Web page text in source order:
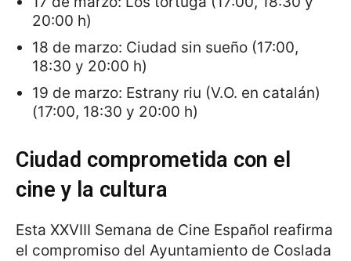
20:00 h)
18 de marzo: Ciudad sin sueño (17:00,
18:30 y 20:00 h)
19 de marzo: Estrany riu (V.O. en catalán)
(17:00, 18:30 y 20:00 h)
Ciudad comprometida con el
cine y la cultura
Esta XXVIII Semana de Cine Español reafirma
el compromiso del Ayuntamiento de Coslada